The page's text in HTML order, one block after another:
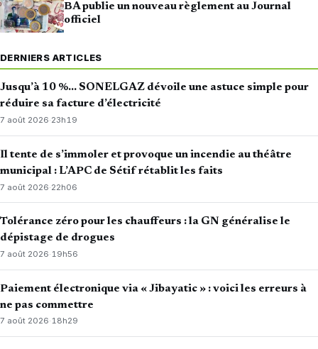
BA publie un nouveau règlement au Journal
officiel
DERNIERS ARTICLES
Jusqu’à 10 %… SONELGAZ dévoile une astuce simple pour
réduire sa facture d’électricité
7 août 2026·23h19
Il tente de s’immoler et provoque un incendie au théâtre
municipal : L’APC de Sétif rétablit les faits
7 août 2026·22h06
Tolérance zéro pour les chauffeurs : la GN généralise le
dépistage de drogues
7 août 2026·19h56
Paiement électronique via « Jibayatic » : voici les erreurs à
ne pas commettre
7 août 2026·18h29